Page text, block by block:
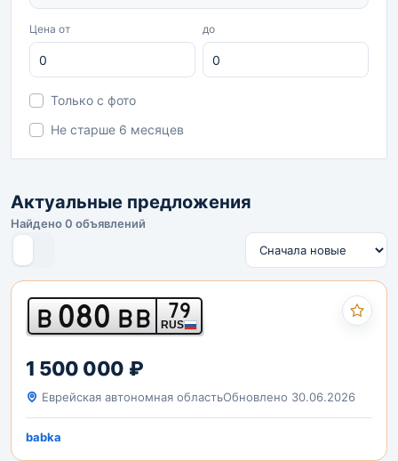
Цена от до
Только с фото
Не старше 6 месяцев
Актуальные предложения
Найдено 0 объявлений
В 080 ВВ 79
RUS
1 500 000 ₽
Еврейская автономная областьОбновлено 30.06.2026
babka